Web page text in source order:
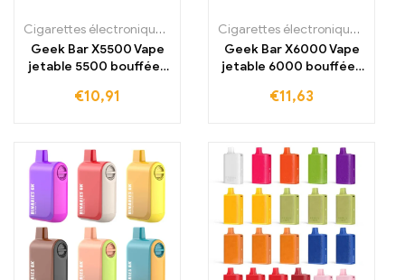
Cigarettes électroniques jetables ,Cigarettes électroniques
Geek Bar X5500 Vape
jetable 5500 bouffées
€10,91
Cigarettes électroniques jetables
Geek Bar X6000 Vape
jetable 6000 bouffées
€11,63